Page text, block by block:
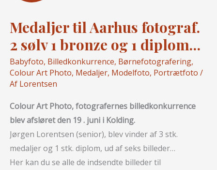
Medaljer til Aarhus fotograf.
2 sølv 1 bronze og 1 diplom…
Babyfoto, Billedkonkurrence, Børnefotografering,
Colour Art Photo, Medaljer, Modelfoto, Portrætfoto /
Af Lorentsen
Colour Art Photo, fotografernes billedkonkurrence
blev afsløret den 19 . juni i Kolding.
Jørgen Lorentsen (senior), blev vinder af 3 stk.
medaljer og 1 stk. diplom, ud af seks billeder…
Her kan du se alle de indsendte billeder til